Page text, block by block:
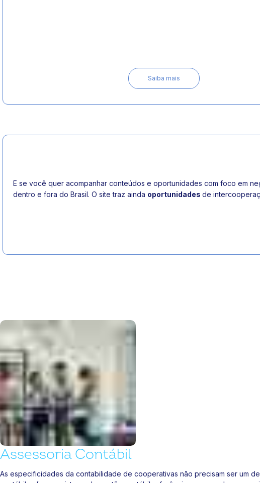
Saiba mais
E se você quer acompanhar conteúdos e oportunidades com foco em
dentro e fora do Brasil. O site traz ainda oportunidades de
Assessoria Contábil
As especificidades da contabilidade de cooperativas não precisam ser um